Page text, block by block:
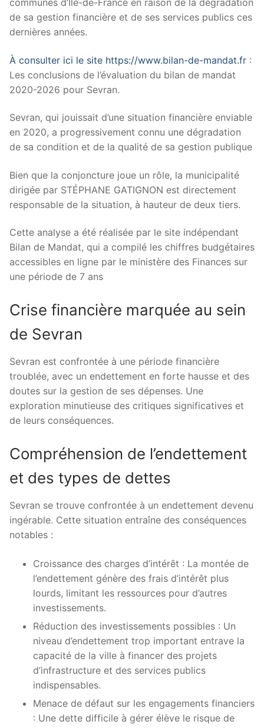
de sa gestion financière et de ses services publics ces
dernières années.
À consulter ici le site https://www.bilan-de-mandat.fr :
Les conclusions de l’évaluation du bilan de mandat
2020-2026 pour Sevran.
Sevran, qui jouissait d’une situation financière enviable
en 2020, a progressivement connu une dégradation
de sa condition et de la qualité de sa gestion publique
Bien que la conjoncture joue un rôle, la municipalité
dirigée par STÉPHANE GATIGNON est directement
responsable de la situation, à hauteur de deux tiers.
Cette analyse a été réalisée par le site indépendant
Bilan de Mandat, qui a compilé les chiffres budgétaires
accessibles en ligne par le ministère des Finances sur
une période de 7 ans
Crise financière marquée au sein
de Sevran
Sevran est confrontée à une période financière
troublée, avec un endettement en forte hausse et des
doutes sur la gestion de ses dépenses. Une
exploration minutieuse des critiques significatives et
de leurs conséquences.
Compréhension de l’endettement
et des types de dettes
Sevran se trouve confrontée à un endettement devenu
ingérable. Cette situation entraîne des conséquences
notables :
Croissance des charges d’intérêt : La montée de
l’endettement génère des frais d’intérêt plus
lourds, limitant les ressources pour d’autres
investissements.
Réduction des investissements possibles : Un
niveau d’endettement trop important entrave la
capacité de la ville à financer des projets
d’infrastructure et des services publics
indispensables.
Menace de défaut sur les engagements financiers
: Une dette difficile à gérer élève le risque de